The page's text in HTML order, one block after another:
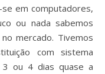
se em computadores,
ou nada sabemos
mercado. Tivemos
com sistema
3 ou 4 dias quase a